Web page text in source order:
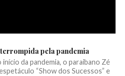
pela pandemia
da pandemia, o paraibano Zé
“Show dos Sucessos” e